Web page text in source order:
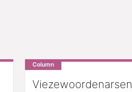
Column
Viezewoordenarsen